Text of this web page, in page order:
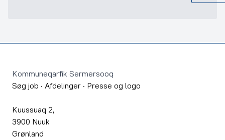
Kommuneqarfik Sermersooq
Søg job · Afdelinger · Presse og logo
Kuussuaq 2,
3900 Nuuk
Grønland